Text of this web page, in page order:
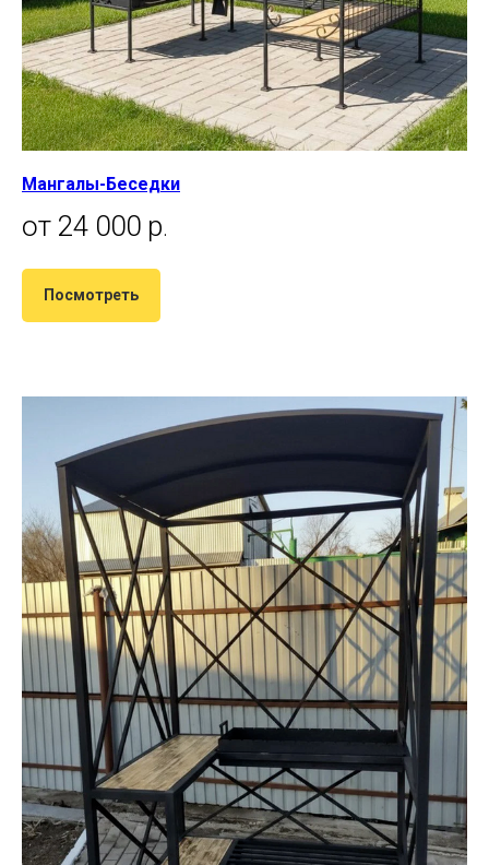
Мангалы-Беседки
от 24 000 р.
Посмотреть